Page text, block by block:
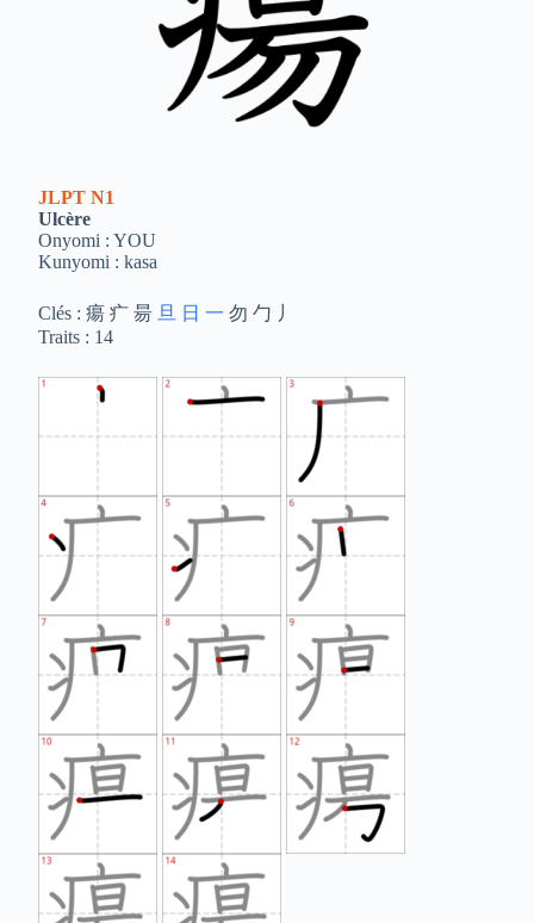
JLPT N1
Ulcère
Onyomi : YOU
Kunyomi : kasa
Clés : 瘍 疒 昜 旦 日 一 勿 勹 丿
Traits : 14